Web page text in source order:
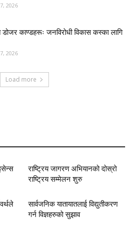
2026
डोजर काण्डहरूः जनविरोधी विकास कस्का लागि
2026
Load more
राष्ट्रिय जागरण अभियानको दोस्रो
राष्ट्रिय सम्मेलन शुरु
सार्वजनिक यातायातलाई विद्युतीकरण
गर्न विज्ञहरुको सुझाव